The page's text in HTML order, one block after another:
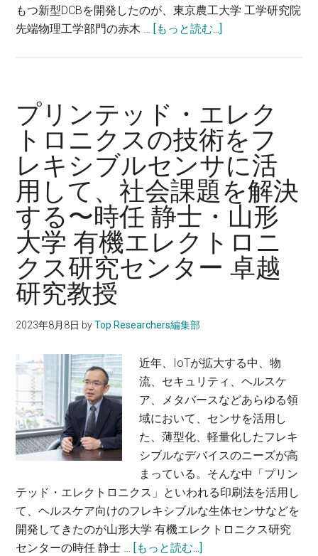
もつ新型DCBを開発したのが、東京農工大学 工学研究院
先端物理工学部門の赤木 …
[もっと読む...]
達
効
率・
安
全
性
な
狭
窄
を
抑
制
す
る
～
赤
木
プリンテッド・エレク
トロニクスの技術をフ
レキシブルセンサに活
用して、社会課題を解決
する〜時任 静士・山形
大学 有機エレクトロニ
クス研究センター 卓越
研究教授
2023年8月8日 byTop Researchers編集部
近年、IoTが拡大する中、物
流、セキュリティ、ヘルスケ
ア、メタバースなどあらゆる領
域において、センサを活用し
た、薄型化、軽量化したフレキ
シブルなデバイスのニーズが高
まっている。そんな中「プリン
テッド・エレクトロニクス」といわれる印刷法を活用し
て、ヘルスケア向けのフレキシブルな生体センサなどを
開発してきたのが山形大学 有機エレクトロニクス研究
センターの時任 静士 …
[もっと読む...]